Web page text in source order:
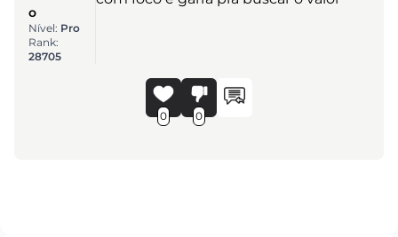
o
Nível: Pro
Rank:
28705
0 0